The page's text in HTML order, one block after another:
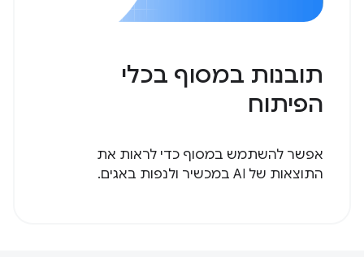
תובנות במסוף בכלי
הפיתוח
אפשר להשתמש במסוף כדי לראות את
התוצאות של AI במכשיר ולנפות באגים.